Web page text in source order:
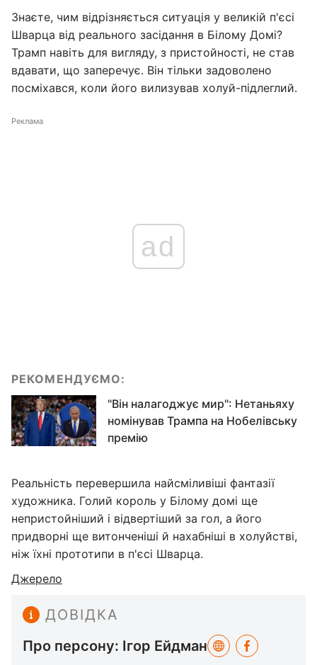
Знаєте, чим відрізняється ситуація у великій п'єсі
Шварца від реального засідання в Білому Домі?
Трамп навіть для вигляду, з пристойності, не став
вдавати, що заперечує. Він тільки задоволено
посміхався, коли його вилизував холуй-підлеглий.
Реклама
ad
РЕКОМЕНДУЄМО:
"Він налагоджує мир": Нетаньяху
номінував Трампа на Нобелівську
премію
Реальність перевершила найсміливіші фантазії
художника. Голий король у Білому домі ще
непристойніший і відвертіший за гол, а його
придворні ще витонченіші й нахабніші в холуйстві,
ніж їхні прототипи в п'єсі Шварца.
Джерело
ДОВІДКА
Про персону: Ігор Ейдман